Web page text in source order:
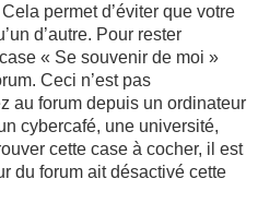
permet d’éviter que votre
d’autre. Pour rester
« Se souvenir de moi »
Ceci n’est pas
au forum depuis un ordinateur
cybercafé, une université,
cette case à cocher, il est
du forum ait désactivé cette